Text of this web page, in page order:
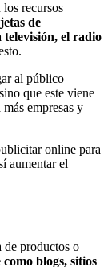
los recursos
de
televisión, el radio
al público
que este viene
empresas y
online para
aumentar el
de productos o
blogs, sitios